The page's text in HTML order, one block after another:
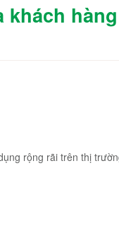
khách hàng
rộng rãi trên thị